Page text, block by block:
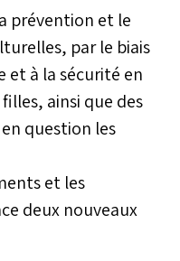
prévention et le
par le biais
et à la sécurité en
ainsi que des
question les
et les
deux nouveaux